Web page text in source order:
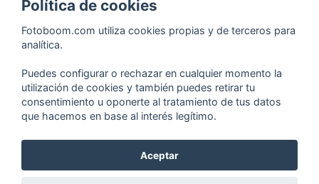
Soportes Fotografía
Monopiés
Trípodes
Kit Completos
Accesorios
Copyright © 2001-2024, Fotoboom, Fotonet, S.L. CIF. B-83430587
C/ San Romualdo Nº26 - 28037 Madrid - España
Política de cookies
Fotoboom.com utiliza cookies propias y de terceros para
analítica.
Puedes configurar o rechazar en cualquier momento la
utilización de cookies y también puedes retirar tu
consentimiento u oponerte al tratamiento de tus datos
que hacemos en base al interés legítimo.
Aceptar